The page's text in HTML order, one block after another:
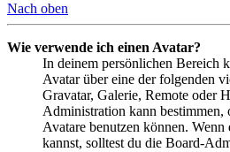
Nach oben
Wie verwende ich einen Avatar?
In deinem persönlichen Bereich
Avatar über eine der folgenden
Gravatar, Galerie, Remote oder
Administration kann
Avatare benutzen können.
kannst, solltest du die Board-